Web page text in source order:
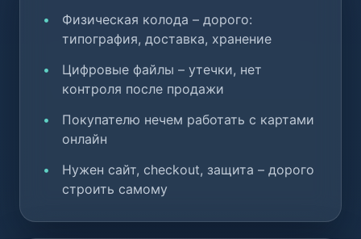
Физическая колода – дорого:
типография, доставка, хранение
Цифровые файлы – утечки, нет
контроля после продажи
Покупателю нечем работать с картами
онлайн
Нужен сайт, checkout, защита – дорого
строить самому